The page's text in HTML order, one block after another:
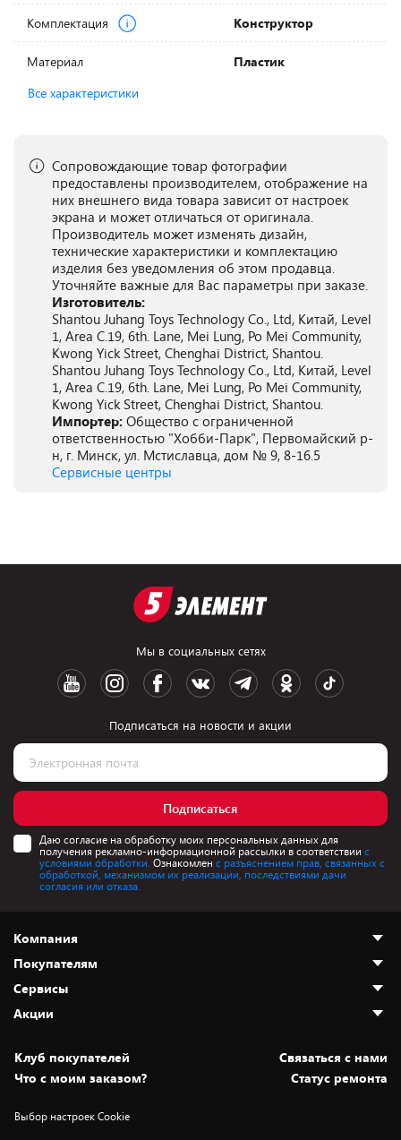
Комплектация
Конструктор
Материал
Пластик
Все характеристики
Сопровождающие товар фотографии
предоставлены производителем, отображение на
них внешнего вида товара зависит от настроек
экрана и может отличаться от оригинала.
Производитель может изменять дизайн,
технические характеристики и комплектацию
изделия без уведомления об этом продавца.
Уточняйте важные для Вас параметры при заказе.
Изготовитель:
Shantou Juhang Toys Technology Co., Ltd, Китай, Level
1, Area C.19, 6th. Lane, Mei Lung, Po Mei Community,
Kwong Yick Street, Chenghai District, Shantou.
Shantou Juhang Toys Technology Co., Ltd, Китай, Level
1, Area C.19, 6th. Lane, Mei Lung, Po Mei Community,
Kwong Yick Street, Chenghai District, Shantou.
Импортер: Общество с ограниченной
ответственностью "Хобби-Парк", Первомайский р-
н, г. Минск, ул. Мстиславца, дом № 9, 8-16.5
Сервисные центры
Мы в социальных сетях
Подписаться на новости и акции
Подписаться
Даю согласие на обработку моих персональных данных для
получения рекламно-информационной рассылки в соответствии с
условиями обработки. Ознакомлен с разъяснением прав, связанных с
обработкой, механизмом их реализации, последствиями дачи
согласия или отказа.
Компания
О нас
Адреса магазинов
Новости
Статьи и обзоры
Вакансии
Дай пять добру!
Покупателям
Как сделать заказ
Оплата и доставка
Безналичный расчёт
Обмен и возврат товара
Обработка персональных данных
Сервисы
Установка техники
Для игровых консолей
Для мобильных устройств
Акции
Скидки и промокоды
Белорусские товары
Бонусы
Клуб покупателей
Cвязаться с нами
Что с моим заказом?
Статус ремонта
Выбор настроек Cookie